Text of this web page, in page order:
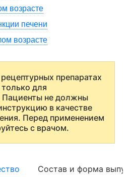
возрасте
печени
возрасте
препаратах
только для
Пациенты не должны
в качестве
Перед применением
с врачом.
Состав и форма